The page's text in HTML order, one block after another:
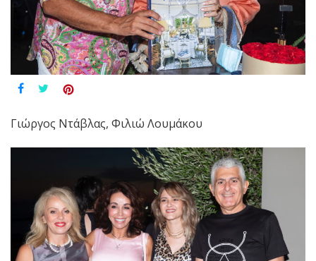
Γιώργος Ντάβλας, Φιλιώ Λουμάκου